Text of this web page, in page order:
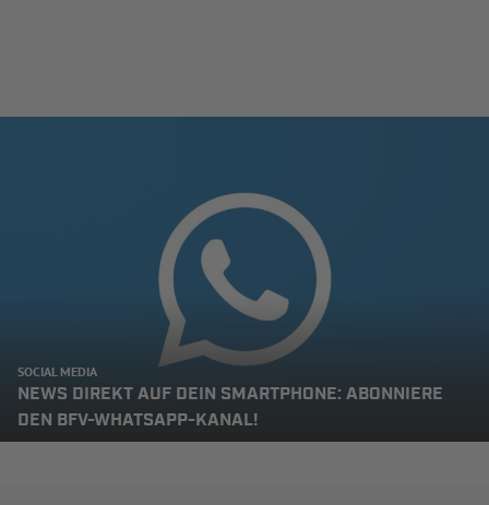
SOCIAL MEDIA
NEWS DIREKT AUF DEIN SMARTPHONE: ABONNIERE
DEN BFV-WHATSAPP-KANAL!